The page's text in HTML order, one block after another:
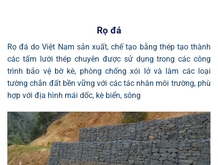
Rọ đá
Rọ đá do Việt Nam sản xuất, chế tạo bằng thép tạo thành
các tấm lưới thép chuyên được sử dụng trong các công
trình bảo vệ bờ kè, phòng chống xói lở và làm các loại
tường chắn đất bền vững với các tác nhân môi trường, phù
hợp với địa hình mái dốc, kè biển, sông